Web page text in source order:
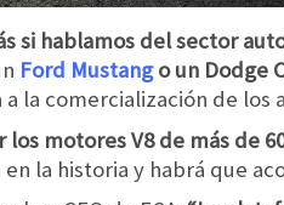
si hablamos del sector
Ford Mustango un Dodge
la comercialización de los
los motores V8 de más de
la historia y habrá que